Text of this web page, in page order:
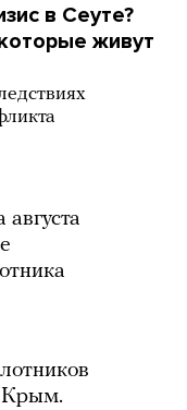
в Сеуте?
живут
Крым.